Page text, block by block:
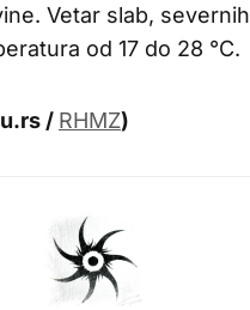
Vetar slab, severnih
od 17 do 28 °C.
/ RHMZ)